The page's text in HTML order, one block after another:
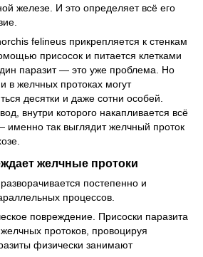
железе. И это определяет всё его
felineus прикрепляется к стенкам
присосок и питается клетками
паразит — это уже проблема. Но
в желчных протоках могут
десятки и даже сотни особей.
внутри которого накапливается всё
именно так выглядит желчный проток
желчные протоки
постепенно и
процессов.
повреждение. Присоски паразита
протоков, провоцируя
физически занимают